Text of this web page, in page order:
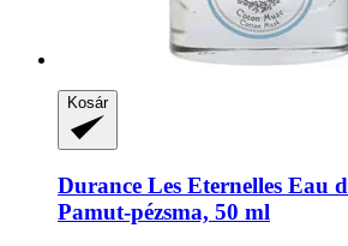
Kosár
Durance Les Eternelles Eau
Pamut-​pézsma, 50 ml